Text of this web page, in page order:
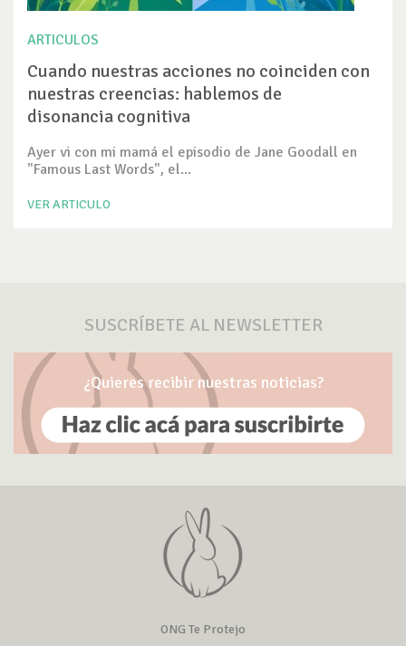
ARTICULOS
Cuando nuestras acciones no coinciden con
nuestras creencias: hablemos de
disonancia cognitiva
Ayer vi con mi mamá el episodio de Jane Goodall en
"Famous Last Words", el...
VER ARTICULO
SUSCRÍBETE AL NEWSLETTER
¿Quieres recibir nuestras noticias?
ONG Te Protejo